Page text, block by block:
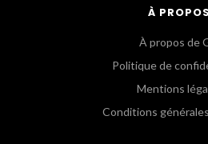
À PROPOS
À propos de
Politique de
Mentions
Conditions